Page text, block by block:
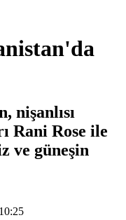
nişanlısı
Rani Rose ile
ve güneşin